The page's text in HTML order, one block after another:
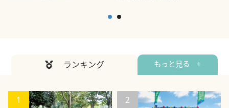
ランキング もっと見る +
1 2